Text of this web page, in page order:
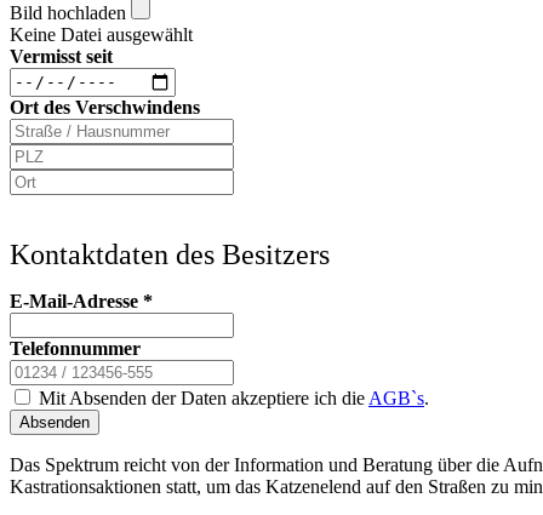
Bild hochladen
Keine Datei ausgewählt
Vermisst seit
Ort des Verschwindens
Kontaktdaten des Besitzers
E-Mail-Adresse *
Telefonnummer
Mit Absenden der Daten akzeptiere ich die AGB`s.
Absenden
Das Spektrum reicht von der Information und Beratung über die
Kastrationsaktionen statt, um das Katzenelend auf den Straßen zu